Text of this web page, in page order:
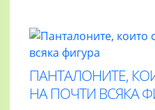
ПАНТАЛОНИТЕ,
НА ПОЧТИ ВСЯКА